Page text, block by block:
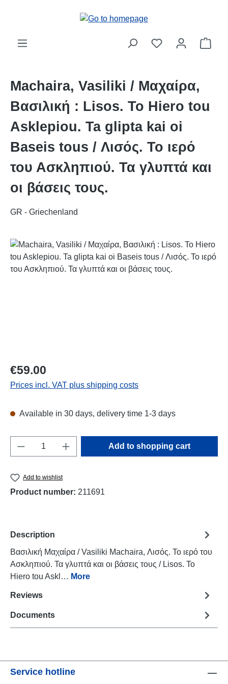
Machaira, Vasiliki / Μαχαίρα,
Βασιλική : Lisos. To Hiero tou
Asklepiou. Ta glipta kai oi
Baseis tous / Λισός. Το ιερό
του Ασκληπιού. Τα γλυπτά και
οι βάσεις τους.
GR - Griechenland
Skip image gallery
Regular price:
€59.00
Prices incl. VAT plus shipping costs
Available in 30 days, delivery time 1-3 days
Product Quantity: Enter the desired
Add to shopping cart
Add to wishlist
Product number: 211691
Description
Βασιλική Μαχαίρα / Vasiliki Machaira, Λισός. Το ιερό του
Ασκληπιού. Τα γλυπτά και οι βάσεις τους / Lisos. To
Hiero tou Askl… More
Reviews
Documents
Service hotline